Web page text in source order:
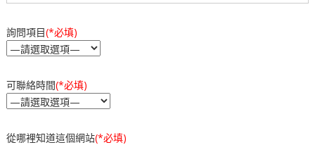
詢問項目(*必填)
可聯絡時間(*必填)
從哪裡知道這個網站(*必填)